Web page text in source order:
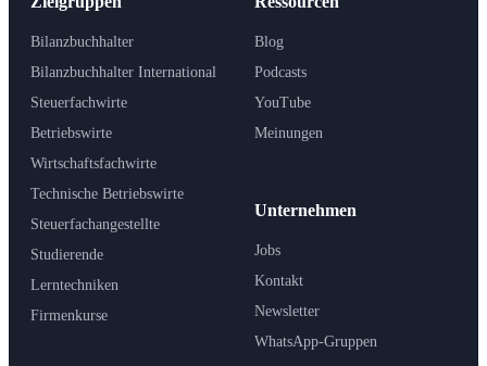
Bilanzbuchhalter
Bilanzbuchhalter International
Steuerfachwirte
Betriebswirte
Wirtschaftsfachwirte
Technische Betriebswirte
Steuerfachangestellte
Studierende
Lerntechniken
Firmenkurse
Blog
Podcasts
YouTube
Meinungen
Unternehmen
Jobs
Kontakt
Newsletter
WhatsApp-Gruppen